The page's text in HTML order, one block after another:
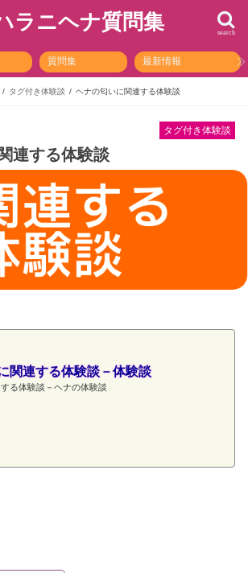
ラニヘナ質問集 search
質問集 最新情報
タグ付き体験談 ヘナの匂いに関連する体験談
タグ付き体験談
連する体験談
関連する体験談－体験談
る体験談－ヘナの体験談